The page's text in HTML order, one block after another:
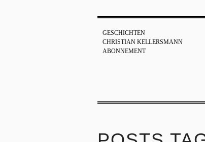
GESCHICHTEN
CHRISTIAN KELLERSMANN
ABONNEMENT